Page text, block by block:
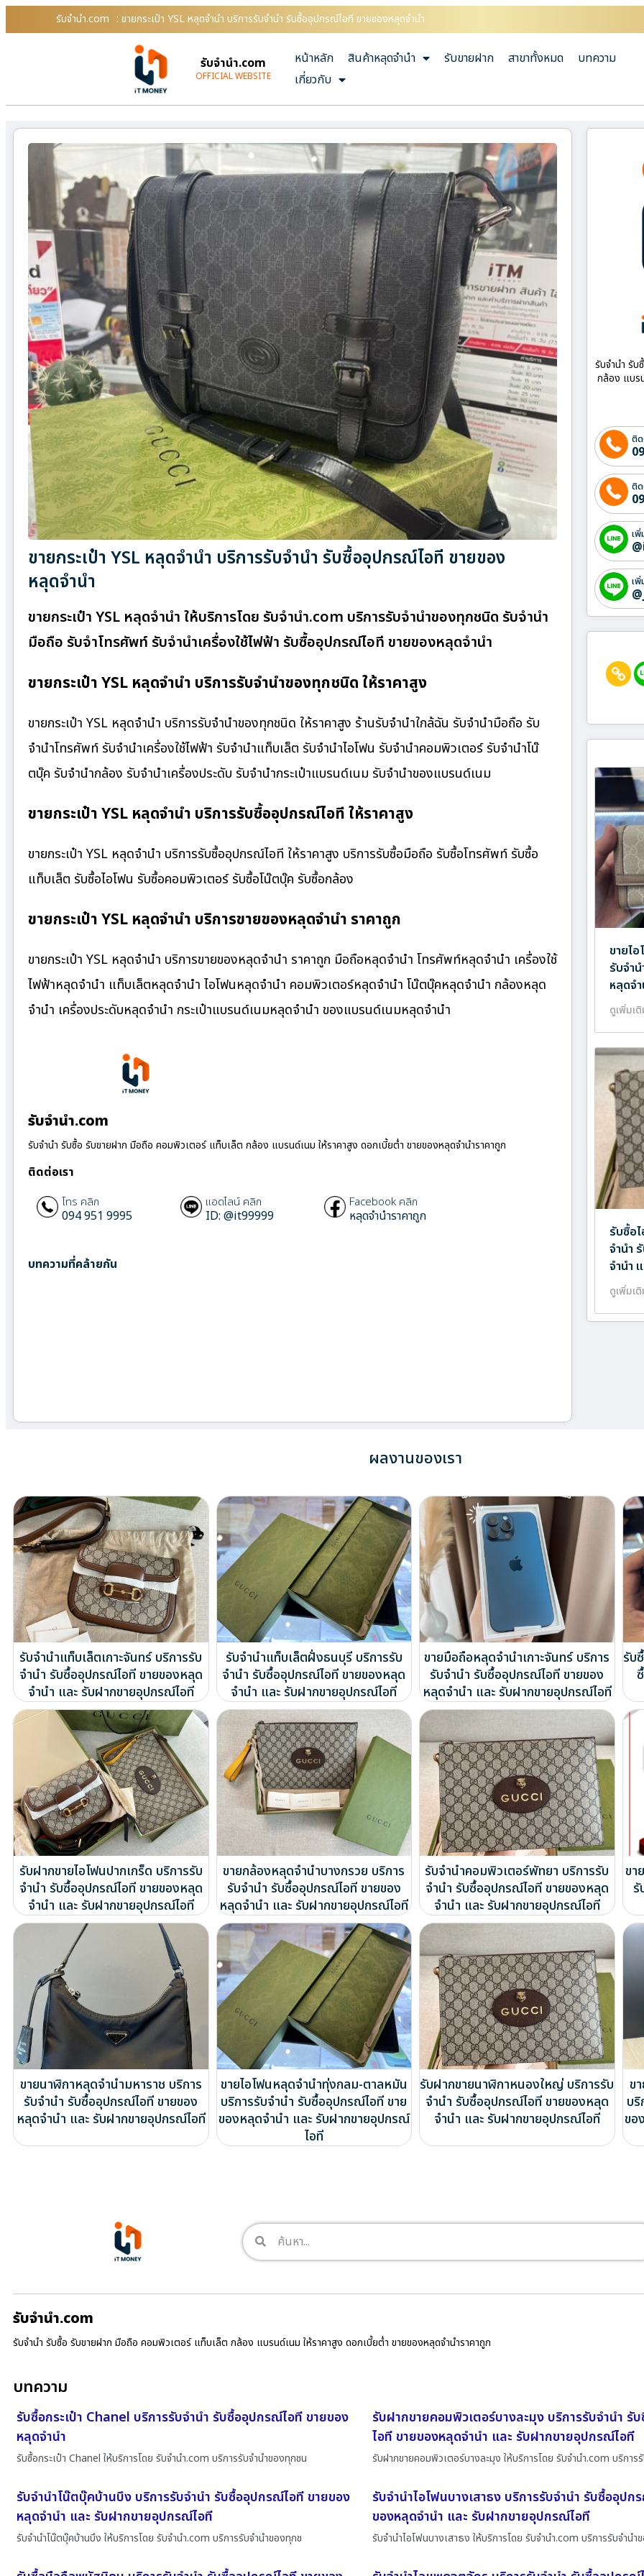
รับจํานํา.com : ขายกระเป๋า YSL หลุดจำนำ บริการรับจำนำ รับซื้ออุปกรณ์ไอที ขายของหลุดจำนำ
รับจํานํา.com
OFFICIAL WEBSITE
หน้าหลัก สินค้าหลุดจำนำ รับขายฝาก สาขาทั้งหมด
บทความ
เกี่ยวกับ
ขายกระเป๋า YSL หลุดจำนำ บริการรับจำนำ รับซื้ออุปกรณ์ไอที ขายของ
หลุดจำนำ
ขายกระเป๋า YSL หลุดจำนำ ให้บริการโดย รับจํานํา.com บริการรับจำนำของทุกชนิด รับจำนำ
มือถือ รับจำโทรศัพท์ รับจำนำเครื่องใช้ไฟฟ้า รับซื้ออุปกรณ์ไอที ขายของหลุดจำนำ
ขายกระเป๋า YSL หลุดจำนำ บริการรับจำนำของทุกชนิด ให้ราคาสูง
ขายกระเป๋า YSL หลุดจำนำ บริการรับจำนำของทุกชนิด ให้ราคาสูง ร้านรับจํานําใกล้ฉัน รับจำนำมือถือ รับ
จำนำโทรศัพท์ รับจำนำเครื่องใช้ไฟฟ้า รับจำนำแท็บเล็ต รับจำนำไอโฟน รับจำนำคอมพิวเตอร์ รับจำนำโน๊
ตบุ๊ค รับจำนำกล้อง รับจำนำเครื่องประดับ รับจำนำกระเป๋าแบรนด์เนม รับจำนำของแบรนด์เนม
ขายกระเป๋า YSL หลุดจำนำ บริการรับซื้ออุปกรณ์ไอที ให้ราคาสูง
ขายกระเป๋า YSL หลุดจำนำ บริการรับซื้ออุปกรณ์ไอที ให้ราคาสูง บริการรับซื้อมือถือ รับซื้อโทรศัพท์ รับซื้อ
แท็บเล็ต รับซื้อไอโฟน รับซื้อคอมพิวเตอร์ รับซื้อโน๊ตบุ๊ค รับซื้อกล้อง
ขายกระเป๋า YSL หลุดจำนำ บริการขายของหลุดจำนำ ราคาถูก
ขายกระเป๋า YSL หลุดจำนำ บริการขายของหลุดจำนำ ราคาถูก มือถือหลุดจำนำ โทรศัพท์หลุดจำนำ เครื่องใช้
ไฟฟ้าหลุดจำนำ แท็บเล็ตหลุดจำนำ ไอโฟนหลุดจำนำ คอมพิวเตอร์หลุดจำนำ โน๊ตบุ๊คหลุดจำนำ กล้องหลุด
จำนำ เครื่องประดับหลุดจำนำ กระเป๋าแบรนด์เนมหลุดจำนำ ของแบรนด์เนมหลุดจำนำ
รับจํานํา.com
รับจำนำ รับซื้อ รับขายฝาก มือถือ คอมพิวเตอร์ แท็บเล็ต กล้อง แบรนด์เนม ให้ราคาสูง ดอกเบี้ยต่ำ ขายของหลุดจำนำราคาถูก
ติดต่อเรา
โทร คลิก
094 951 9995
แอดไลน์ คลิก
ID: @it99999
Facebook คลิก
หลุดจำนำราคาถูก
บทความที่คล้ายกัน
รับจำนำ รั
กล้อง แบร
ติ
ติ
เ
เ
ขายไ
รับจำ
หลุดจ
ดูเพิ่มเ
รับซื้อ
จำนำ
จำนำ
ดูเพิ่มเ
ผลงานของเรา
รับจำนำแท็บเล็ตเกาะจันทร์ บริการรับ
จำนำ รับซื้ออุปกรณ์ไอที ขายของหลุด
จำนำ และ รับฝากขายอุปกรณ์ไอที
รับจำนำแท็บเล็ตฝั่งธนบุรี บริการรับ
จำนำ รับซื้ออุปกรณ์ไอที ขายของหลุด
จำนำ และ รับฝากขายอุปกรณ์ไอที
ขายมือถือหลุดจำนำเกาะจันทร์ บริการ
รับจำนำ รับซื้ออุปกรณ์ไอที ขายของ
หลุดจำนำ และ รับฝากขายอุปกรณ์ไอที
รับ
รับฝากขายไอโฟนปากเกร็ด บริการรับ
จำนำ รับซื้ออุปกรณ์ไอที ขายของหลุด
จำนำ และ รับฝากขายอุปกรณ์ไอที
ขายกล้องหลุดจำนำบางกรวย บริการ
รับจำนำ รับซื้ออุปกรณ์ไอที ขายของ
หลุดจำนำ และ รับฝากขายอุปกรณ์ไอที
รับจำนำคอมพิวเตอร์พัทยา บริการรับ
จำนำ รับซื้ออุปกรณ์ไอที ขายของหลุด
จำนำ และ รับฝากขายอุปกรณ์ไอที
ขา
ขายนาฬิกาหลุดจำนำมหาราช บริการ
รับจำนำ รับซื้ออุปกรณ์ไอที ขายของ
หลุดจำนำ และ รับฝากขายอุปกรณ์ไอที
ขายไอโฟนหลุดจำนำทุ่งกลม-ตาลหมัน
บริการรับจำนำ รับซื้ออุปกรณ์ไอที ขาย
ของหลุดจำนำ และ รับฝากขายอุปกรณ์
ไอที
รับฝากขายนาฬิกาหนองใหญ่ บริการรับ
จำนำ รับซื้ออุปกรณ์ไอที ขายของหลุด
จำนำ และ รับฝากขายอุปกรณ์ไอที
ข
บ
ขอ
รับจํานํา.com
รับจำนำ รับซื้อ รับขายฝาก มือถือ คอมพิวเตอร์ แท็บเล็ต กล้อง แบรนด์เนม ให้ราคาสูง ดอกเบี้ยต่ำ ขายของหลุดจำนำราคาถูก
บทความ
รับซื้อกระเป๋า Chanel บริการรับจำนำ รับซื้ออุปกรณ์ไอที ขายของ
หลุดจำนำ
รับซื้อกระเป๋า Chanel ให้บริการโดย รับจํานํา.com บริการรับจำนำของทุกชน
รับฝากขายคอมพิวเตอร์บางละมุง บริการรับจำนำ รั
ไอที ขายของหลุดจำนำ และ รับฝากขายอุปกรณ์ไอที
รับฝากขายคอมพิวเตอร์บางละมุง ให้บริการโดย รับจํานํา.com บริการ
รับจำนำโน๊ตบุ๊คบ้านบึง บริการรับจำนำ รับซื้ออุปกรณ์ไอที ขายของ
หลุดจำนำ และ รับฝากขายอุปกรณ์ไอที
รับจำนำโน๊ตบุ๊คบ้านบึง ให้บริการโดย รับจํานํา.com บริการรับจำนำของทุกช
รับจำนำไอโฟนบางเสาธง บริการรับจำนำ รับซื้ออุปก
ของหลุดจำนำ และ รับฝากขายอุปกรณ์ไอที
รับจำนำไอโฟนบางเสาธง ให้บริการโดย รับจํานํา.com บริการรับจำนำ